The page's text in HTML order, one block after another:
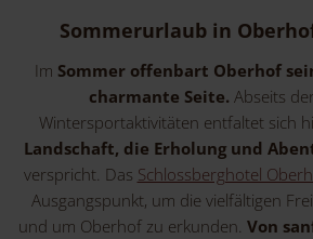
Sommerurlaub in
Im Sommer offenbart Oberhof
charmante Seite. Abseits
Wintersportaktivitäten entfaltet sich
Landschaft, die Erholung und
verspricht. Das Schlossberghotel
Ausgangspunkt, um die vielfältigen
und um Oberhof zu erkunden. Von